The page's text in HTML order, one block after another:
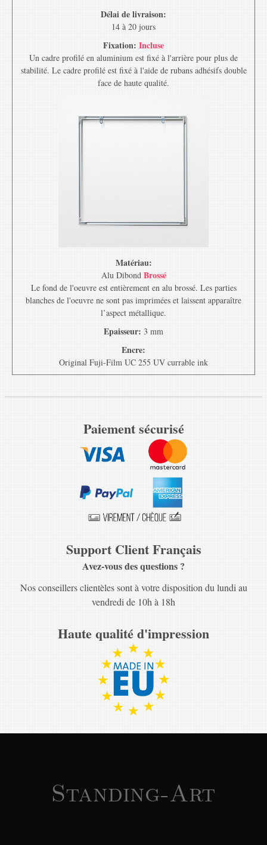
Délai de livraison:
14 à 20 jours
Fixation: Incluse
Un cadre profilé en aluminium est fixé à l'arrière pour plus de
stabilité. Le cadre profilé est fixé à l'aide de rubans adhésifs double
face de haute qualité.
Matériau:
Alu Dibond Brossé
Le fond de l'oeuvre est entièrement en alu brossé. Les parties
blanches de l'oeuvre ne sont pas imprimées et laissent apparaître
l’aspect métallique.
Epaisseur: 3 mm
Encre:
Original Fuji-Film UC 255 UV currable ink
Paiement sécurisé
Support Client Français
Avez-vous des questions ?
Nos conseillers clientèles sont à votre disposition du lundi au
vendredi de 10h à 18h
Haute qualité d'impression
Standing-Art